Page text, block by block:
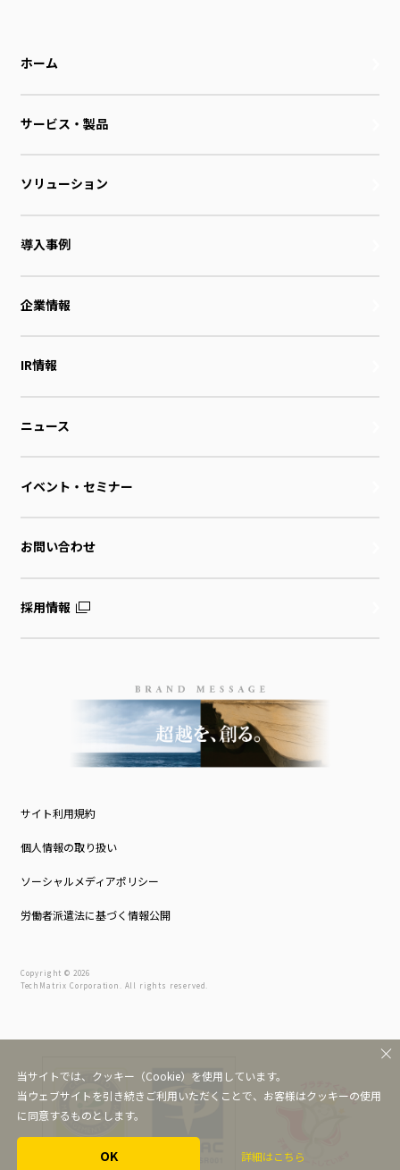
ホーム
サービス・製品
ソリューション
導入事例
企業情報
IR情報
ニュース
イベント・セミナー
お問い合わせ
採用情報
サイト利用規約
個人情報の取り扱い
ソーシャルメディアポリシー
労働者派遣法に基づく情報公開
Copyright © 2026
TechMatrix Corporation. All rights reserved.
当サイトでは、クッキー（Cookie）を使用しています。
当ウェブサイトを引き続きご利用いただくことで、お客様はクッキーの使用
に同意するものとします。
OK 詳細はこちら